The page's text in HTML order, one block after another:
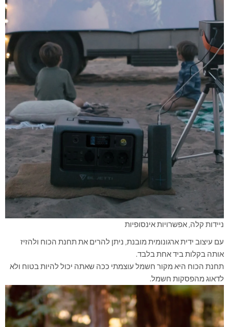
ניידות קלה, אפשרויות אינסופיות
עם עיצוב ידית ארגונומית מובנת, ניתן להרים את תחנת הכוח ולהזיז
אותה בקלות ביד אחת בלבד.
תחנת הכוח היא מקור חשמל עוצמתי ככה שאתה יכול להיות בטוח ולא
לדאוג מהפסקות חשמל.